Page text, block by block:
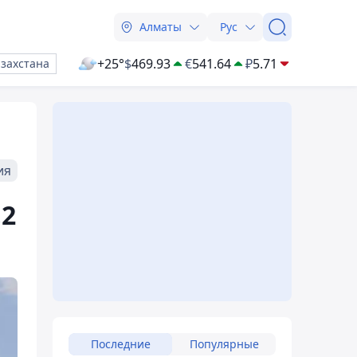
Алматы Рус
+25°$469.93 €541.64 ₽5.71
Последние Популярные